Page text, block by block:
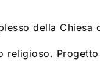
della Chiesa
Progetto